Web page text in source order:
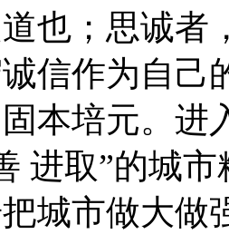
也；思诚者
信作为自己
本培元。进
进取”的城
城市做大做